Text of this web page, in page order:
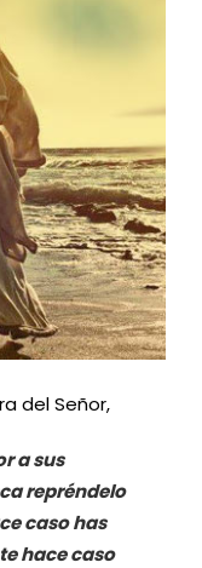
del Señor,
a sus
repréndelo
caso has
hace caso